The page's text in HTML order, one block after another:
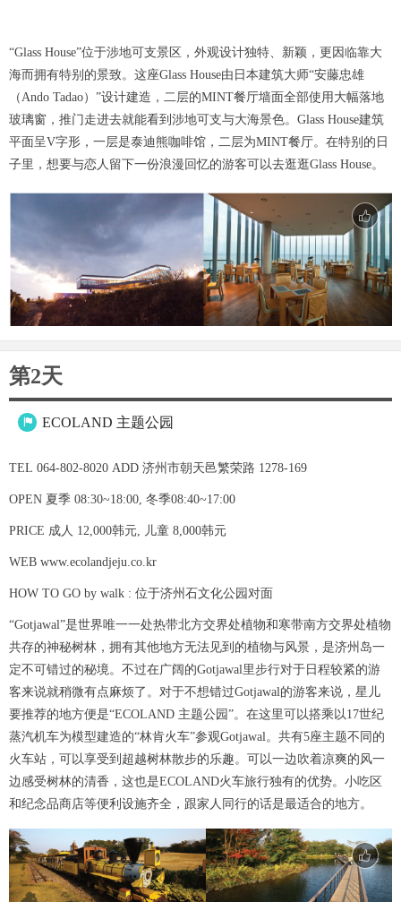
“Glass House”位于涉地可支景区，外观设计独特、新颖，更因临靠大
海而拥有特别的景致。这座Glass House由日本建筑大师“安藤忠雄
（Ando Tadao）”设计建造，二层的MINT餐厅墙面全部使用大幅落地
玻璃窗，推门走进去就能看到涉地可支与大海景色。Glass House建筑
平面呈V字形，一层是泰迪熊咖啡馆，二层为MINT餐厅。在特别的日
子里，想要与恋人留下一份浪漫回忆的游客可以去逛逛Glass House。
第2天
 ECOLAND 主题公园
TEL 064-802-8020 ADD 济州市朝天邑繁荣路 1278-169
OPEN 夏季 08:30~18:00, 冬季08:40~17:00
PRICE 成人 12,000韩元, 儿童 8,000韩元
WEB www.ecolandjeju.co.kr
HOW TO GO by walk : 位于济州石文化公园对面
“Gotjawal”是世界唯一一处热带北方交界处植物和寒带南方交界处植物
共存的神秘树林，拥有其他地方无法见到的植物与风景，是济州岛一
定不可错过的秘境。不过在广阔的Gotjawal里步行对于日程较紧的游
客来说就稍微有点麻烦了。对于不想错过Gotjawal的游客来说，星儿
要推荐的地方便是“ECOLAND 主题公园”。在这里可以搭乘以17世纪
蒸汽机车为模型建造的“林肯火车”参观Gotjawal。共有5座主题不同的
火车站，可以享受到超越树林散步的乐趣。可以一边吹着凉爽的风一
边感受树林的清香，这也是ECOLAND火车旅行独有的优势。小吃区
和纪念品商店等便利设施齐全，跟家人同行的话是最适合的地方。